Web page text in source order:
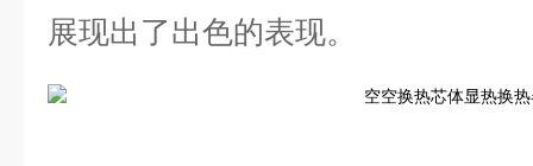
展现出了出色的表现。